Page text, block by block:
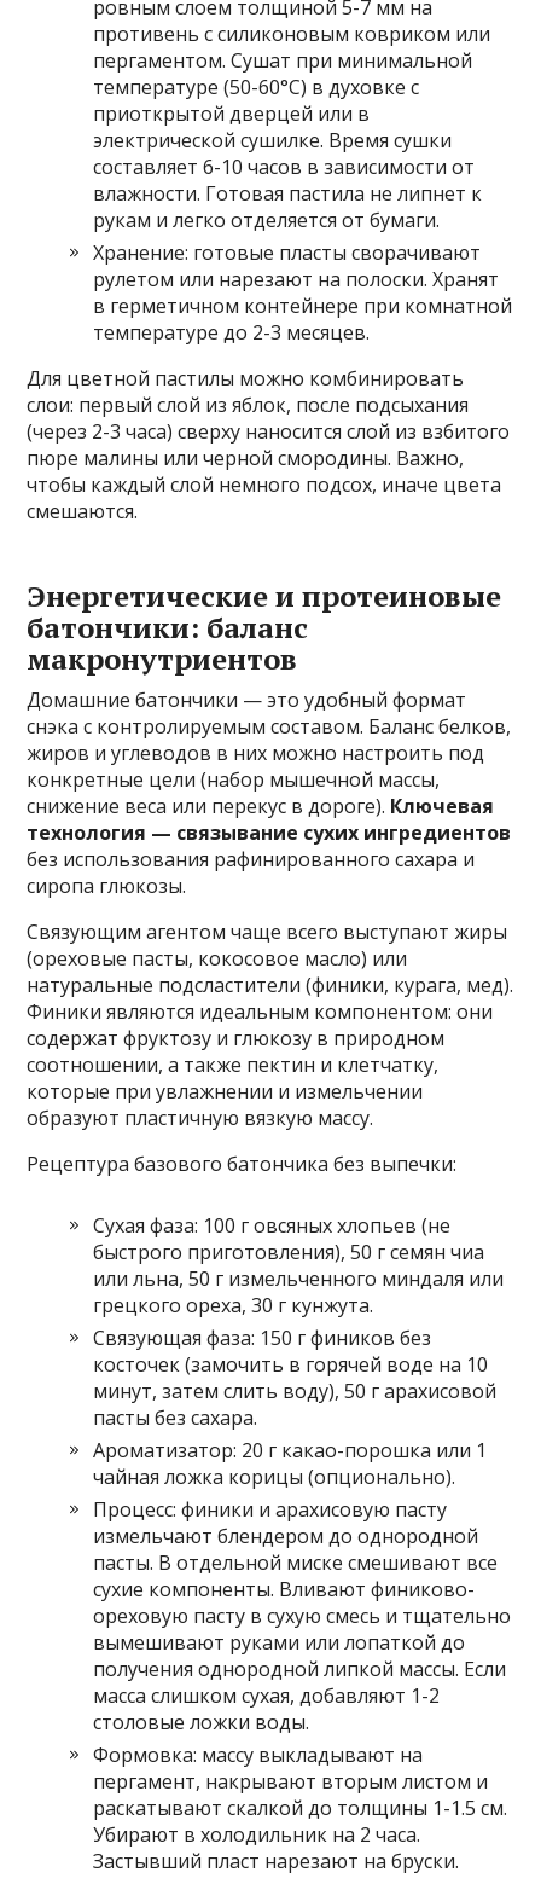
ровным слоем толщиной 5-7 мм на
противень с силиконовым ковриком или
пергаментом. Сушат при минимальной
температуре (50-60°C) в духовке с
приоткрытой дверцей или в
электрической сушилке. Время сушки
составляет 6-10 часов в зависимости от
влажности. Готовая пастила не липнет к
рукам и легко отделяется от бумаги.
Хранение: готовые пласты сворачивают
рулетом или нарезают на полоски. Хранят
в герметичном контейнере при комнатной
температуре до 2-3 месяцев.
Для цветной пастилы можно комбинировать
слои: первый слой из яблок, после подсыхания
(через 2-3 часа) сверху наносится слой из взбитого
пюре малины или черной смородины. Важно,
чтобы каждый слой немного подсох, иначе цвета
смешаются.
Энергетические и протеиновые
батончики: баланс
макронутриентов
Домашние батончики — это удобный формат
снэка с контролируемым составом. Баланс белков,
жиров и углеводов в них можно настроить под
конкретные цели (набор мышечной массы,
снижение веса или перекус в дороге). Ключевая
технология — связывание сухих ингредиентов
без использования рафинированного сахара и
сиропа глюкозы.
Связующим агентом чаще всего выступают жиры
(ореховые пасты, кокосовое масло) или
натуральные подсластители (финики, курага, мед).
Финики являются идеальным компонентом: они
содержат фруктозу и глюкозу в природном
соотношении, а также пектин и клетчатку,
которые при увлажнении и измельчении
образуют пластичную вязкую массу.
Рецептура базового батончика без выпечки:
Сухая фаза: 100 г овсяных хлопьев (не
быстрого приготовления), 50 г семян чиа
или льна, 50 г измельченного миндаля или
грецкого ореха, 30 г кунжута.
Связующая фаза: 150 г фиников без
косточек (замочить в горячей воде на 10
минут, затем слить воду), 50 г арахисовой
пасты без сахара.
Ароматизатор: 20 г какао-порошка или 1
чайная ложка корицы (опционально).
Процесс: финики и арахисовую пасту
измельчают блендером до однородной
пасты. В отдельной миске смешивают все
сухие компоненты. Вливают финиково-
ореховую пасту в сухую смесь и тщательно
вымешивают руками или лопаткой до
получения однородной липкой массы. Если
масса слишком сухая, добавляют 1-2
столовые ложки воды.
Формовка: массу выкладывают на
пергамент, накрывают вторым листом и
раскатывают скалкой до толщины 1-1.5 см.
Убирают в холодильник на 2 часа.
Застывший пласт нарезают на бруски.